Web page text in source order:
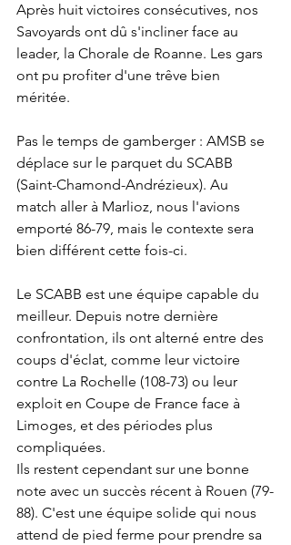
Après huit victoires consécutives, nos
Savoyards ont dû s'incliner face au
leader, la Chorale de Roanne. Les gars
ont pu profiter d'une trêve bien
méritée.
Pas le temps de gamberger : AMSB se
déplace sur le parquet du SCABB
(Saint-Chamond-Andrézieux). Au
match aller à Marlioz, nous l'avions
emporté 86-79, mais le contexte sera
bien différent cette fois-ci.
Le SCABB est une équipe capable du
meilleur. Depuis notre dernière
confrontation, ils ont alterné entre des
coups d'éclat, comme leur victoire
contre La Rochelle (108-73) ou leur
exploit en Coupe de France face à
Limoges, et des périodes plus
compliquées.
Ils restent cependant sur une bonne
note avec un succès récent à Rouen (79-
88). C'est une équipe solide qui nous
attend de pied ferme pour prendre sa